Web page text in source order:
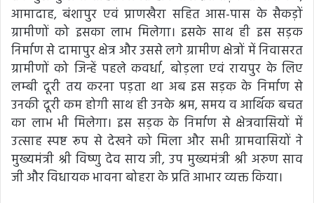
आमादाह, बंशापुर एवं प्राणखैरा सहित आस-पास के सैकड़ों
ग्रामीणों को इसका लाभ मिलेगा। इसके साथ ही इस सड़क
निर्माण से दामापुर क्षेत्र और उससे लगे ग्रामीण क्षेत्रों में निवासरत
ग्रामीणों को जिन्हें पहले कवर्धा, बोड़ला एवं रायपुर के लिए
लम्बी दूरी तय करना पड़ता था अब इस सड़क के निर्माण से
उनकी दूरी कम होगी साथ ही उनके श्रम, समय व आर्थिक बचत
का लाभ भी मिलेगा। इस सड़क के निर्माण से क्षेत्रवासियों में
उत्साह स्पष्ट रूप से देखने को मिला और सभी ग्रामवासियों ने
मुख्यमंत्री श्री विष्णु देव साय जी, उप मुख्यमंत्री श्री अरुण साव
जी और विधायक भावना बोहरा के प्रति आभार व्यक्त किया।